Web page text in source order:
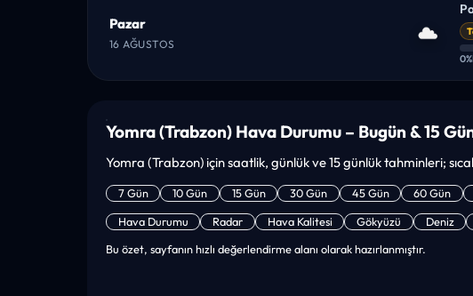
Pazar
16 AĞUSTOS
0%
Yomra (Trabzon) Hava Durumu – Bugün & 15
Yomra (Trabzon) için saatlik, günlük ve 15 günlük tahminleri;
7 Gün 10 Gün 15 Gün 30 Gün 45 Gün 60 Gün
Hava Durumu
Radar Hava Kalitesi Gökyüzü Deniz
Bu özet, sayfanın hızlı değerlendirme alanı olarak hazırlanmıştır.